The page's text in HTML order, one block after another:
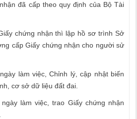
đã cấp theo quy định của Bộ Tài
chứng nhận thì lập hồ sơ trình Sở
cấp Giấy chứng nhận cho người sử
làm việc, Chỉnh lý, cập nhật biến
cơ sở dữ liệu đất đai.
làm việc, trao Giấy chứng nhận